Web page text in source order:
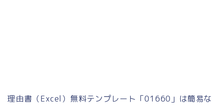
理由書（Excel）無料テンプレート「01660」は簡易な